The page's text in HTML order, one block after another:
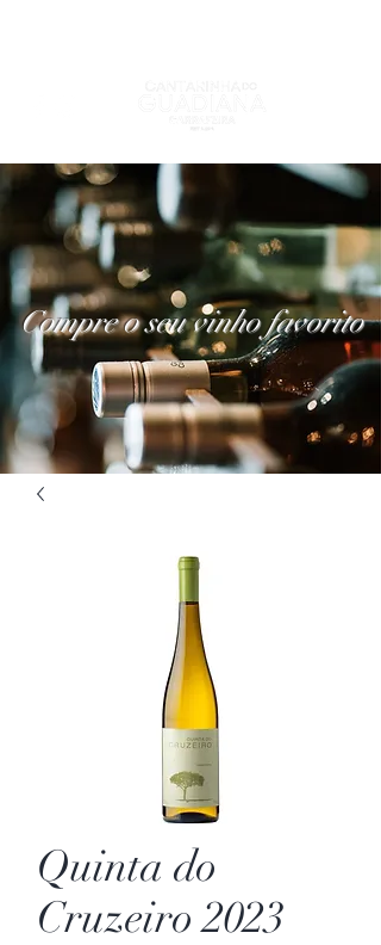
Compre o seu vinho favorito
Quinta do
Cruzeiro 2023